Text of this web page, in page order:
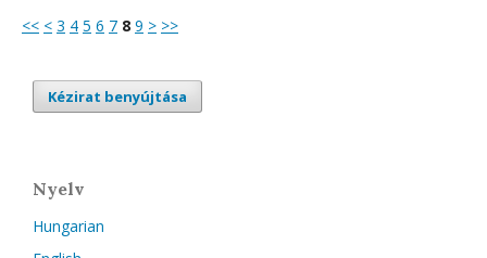
<< < 3 4 5 6 7 8 9 > >>
Kézirat benyújtása
Nyelv
Hungarian